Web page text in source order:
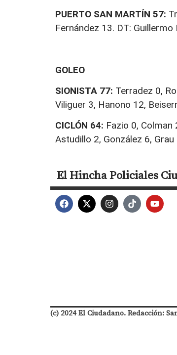
PUERTO SAN MARTÍN 57:
Fernández 13. DT: Guillermo
GOLEO
SIONISTA 77: Terradez 0,
Viliguer 3, Hanono 12,
CICLÓN 64: Fazio 0,
Astudillo 2, González 6, Grau
El HinchaPoliciales
(c) 2024 El Ciudadano. Redacción: